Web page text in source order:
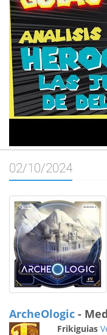
02/10/2024
ArcheOlogic -
Frikiguias